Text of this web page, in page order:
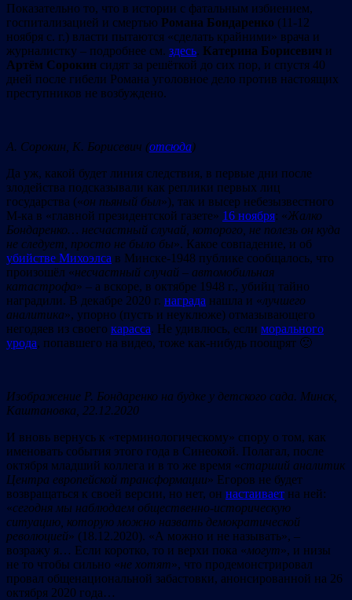
Показательно то, что в истории с фатальным избиением,
госпитализацией и смертью Романа Бондаренко (11-12
ноября с. г.) власти пытаются «сделать крайними» врача и
журналистку – подробнее см. здесь. Катерина Борисевич и
Артём Сорокин сидят за решёткой до сих пор, и спустя 40
дней после гибели Романа уголовное дело против настоящих
преступников не возбуждено.
А. Сорокин К. Борисевич (отсюда)
Да уж, какой будет линия следствия, в первые дни после
злодейства подсказывали как реплики первых лиц
государства («он пьяный был»), так и высер небезызвестного
М-ка в «главной президентской газете» 16 ноября: «Жалко
Бондаренко… несчастный случай, которого, не полезь он куда
не следует, просто не было бы». Какое совпадение, и об
убийстве Михоэлса в Минске-1948 публике сообщалось, что
произошёл «несчастный случай – автомобильная
катастрофа» – а вскоре, в октябре 1948 г., убийц тайно
наградили. В декабре 2020 г. награда нашла и «лучшего
аналитика», упорно (пусть и неуклюже) отмазывающего
негодяев из своего карасса. Не удивлюсь, если морального
урода, попавшего на видео, тоже как-нибудь поощрят 🙁
Изображение Р. Бондаренко на будке у детского сада. Минск,
Каштановка, 22.12.2020
И вновь вернусь к «терминологическому» спору о том, как
именовать cобытия этого года в Синеокой. Полагал, после
октября младший коллега и в то же время «старший аналитик
Центра европейской трансформации» Егоров не будет
возвращаться к своей версии, но нет, он настаивает на ней:
«сегодня мы наблюдаем общественно-историческую
ситуацию, которую можно назвать демократической
революцией» (18.12.2020). «А можно и не называть», –
возражу я… Если коротко, то и верхи пока «могут», и низы
не то чтобы сильно «не хотят», что продемонстрировал
провал общенациональной забастовки, анонсированной на 26
октября 2020 года…